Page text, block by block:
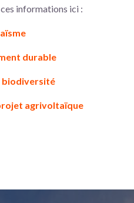
informations ici :
durable
biodiversité
agrivoltaïque